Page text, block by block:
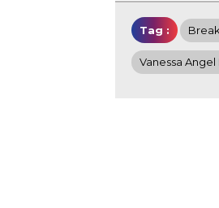
Tag :
Vanessa